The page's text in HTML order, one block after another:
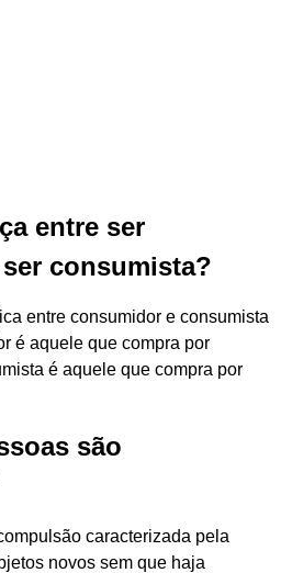
entre ser
consumista?
entre consumidor e consumista
é aquele que compra por
é aquele que compra por
são
caracterizada pela
novos sem que haja